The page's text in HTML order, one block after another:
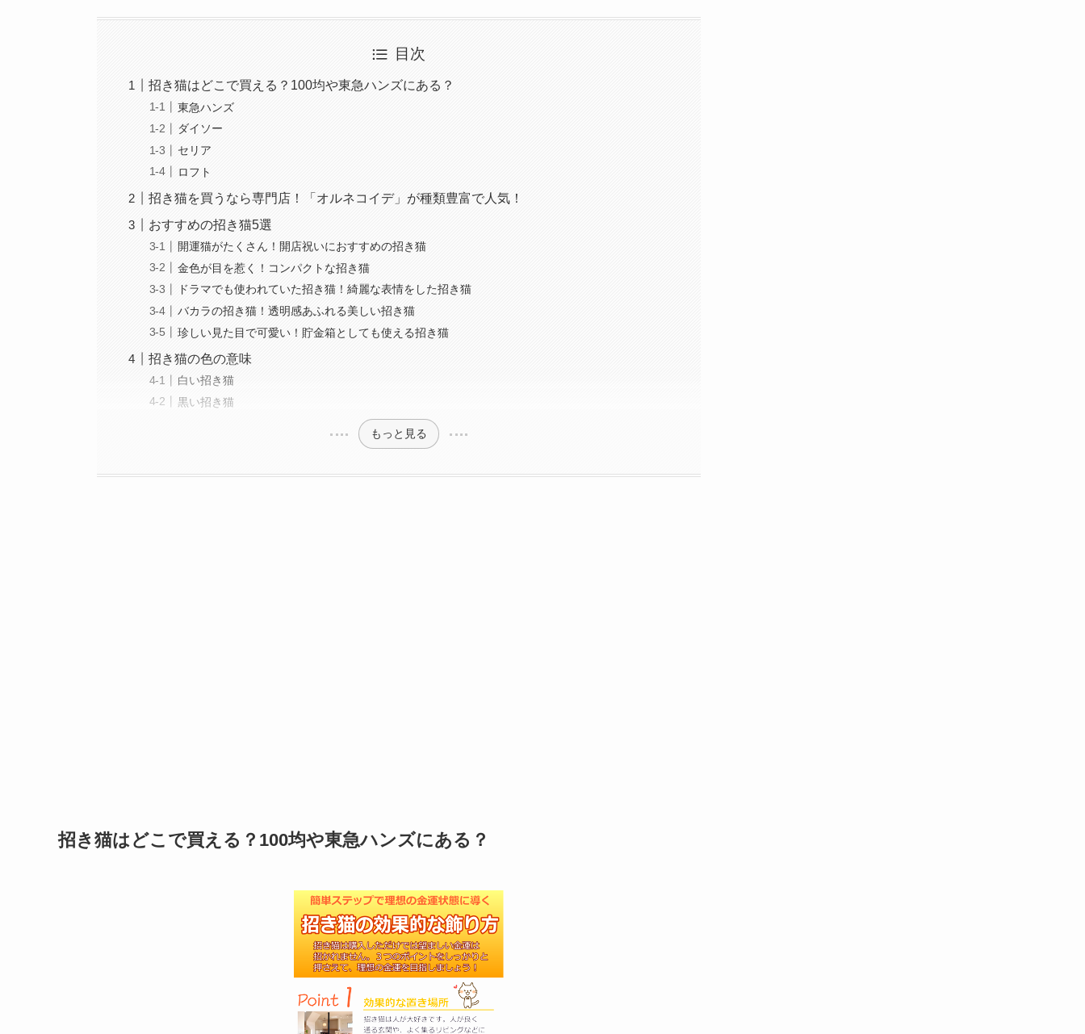
目次
招き猫はどこで買える？100均や東急ハンズにある？
東急ハンズ
ダイソー
セリア
ロフト
招き猫を買うなら専門店！「オルネコイデ」が種類豊富で人気！
おすすめの招き猫5選
開運猫がたくさん！開店祝いにおすすめの招き猫
金色が目を惹く！コンパクトな招き猫
ドラマでも使われていた招き猫！綺麗な表情をした招き猫
バカラの招き猫！透明感あふれる美しい招き猫
珍しい見た目で可愛い！貯金箱としても使える招き猫
招き猫の色の意味
白い招き猫
黒い招き猫
もっと見る
招き猫はどこで買える？100均や東急ハンズにある？